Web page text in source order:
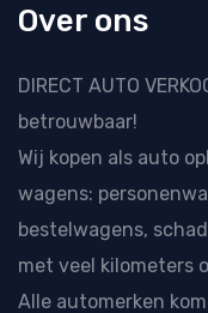
Over ons
DIRECT AUTO
betrouwbaar!
Wij kopen als auto
wagens:
bestelwagens,
met veel kilometers
Alle automerken